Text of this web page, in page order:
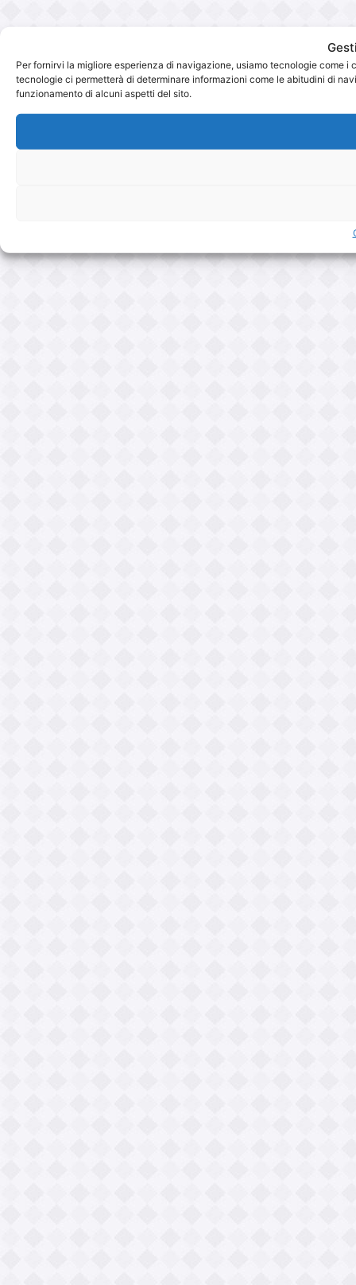
Per fornirvi la migliore esperienza di navigazione, usiamo tecnologie come
tecnologie ci permetterà di determinare informazioni come le abitudini di
funzionamento di alcuni aspetti del sito.